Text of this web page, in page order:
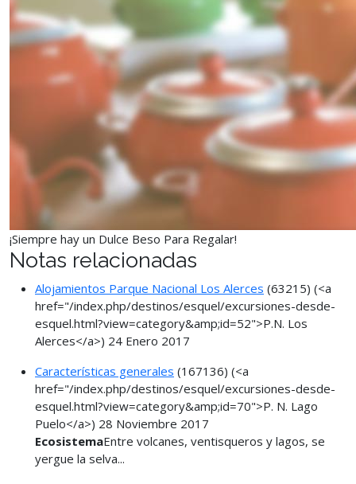
¡Siempre hay un Dulce Beso Para Regalar!
Notas relacionadas
Alojamientos Parque Nacional Los Alerces (63215) (<a
href="/index.php/destinos/esquel/excursiones-desde-
esquel.html?view=category&amp;id=52">P.N. Los
Alerces</a>) 24 Enero 2017
Características generales (167136) (<a
href="/index.php/destinos/esquel/excursiones-desde-
esquel.html?view=category&amp;id=70">P. N. Lago
Puelo</a>) 28 Noviembre 2017
EcosistemaEntre volcanes, ventisqueros y lagos, se
yergue la selva...